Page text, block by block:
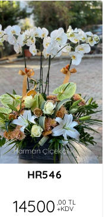
HR546
14500 ,00 TL
+KDV